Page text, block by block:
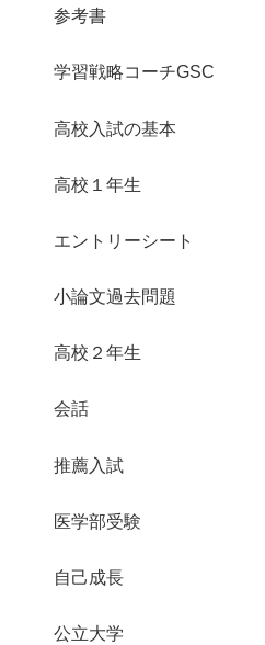
参考書
学習戦略コーチGSC
高校入試の基本
高校１年生
エントリーシート
小論文過去問題
高校２年生
会話
推薦入試
医学部受験
自己成長
公立大学